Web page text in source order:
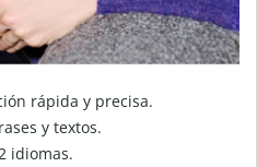
rápida y precisa.
y textos.
idiomas.